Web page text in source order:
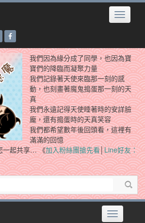
Toggle
我們因為緣分成了同學，也因為寶
寶們的降臨而凝聚力量
我們記錄著天使來臨那一刻的感
動，也刻畫著魔鬼搗蛋那一刻的天
真
我們永遠記得天使睡著時的安詳臉
龐，還有搗蛋時的天真笑容
我們都希望數年後回頭看，這裡有
滿滿的回憶
一起共享… 《加入粉絲團搶先看│Line好友：
Toggle
navigation